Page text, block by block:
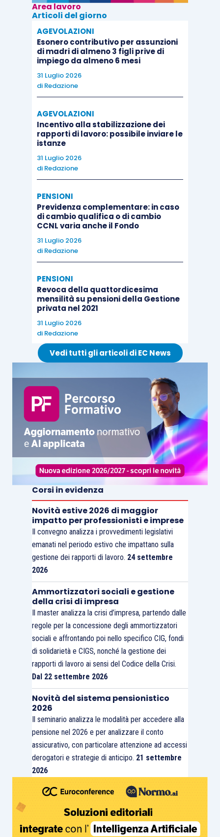
che in caso di assunzione a tempo indeterminato
a scopo di somministrazione, lo sgravio spetta
sia per la somministrazione a tempo
indeterminato che per la somministrazione a
tempo determinato, per la durata complessiva di
36 mesi, compresi gli eventuali periodi in cui il
Viene infine ribadito che l’esonero contributivo
triennale non è cumulabile con “altri esoneri o
dalla normativa vigente
Area lavoro
Articoli del giorno
AGEVOLAZIONI
Esonero contributivo per assunzioni
di madri di almeno 3 figli prive di
impiego da almeno 6 mesi
31 Luglio 2026
di Redazione
AGEVOLAZIONI
Incentivo alla stabilizzazione dei
rapporti di lavoro: possibile inviare le
istanze
31 Luglio 2026
di Redazione
PENSIONI
Previdenza complementare: in caso
di cambio qualifica o di cambio
CCNL varia anche il Fondo
31 Luglio 2026
di Redazione
PENSIONI
Revoca della quattordicesima
mensilità su pensioni della Gestione
privata nel 2021
31 Luglio 2026
di Redazione
Vedi tutti gli articoli di EC News
Corsi in evidenza
Novità estive 2026 di maggior
impatto per professionisti e imprese
Il convegno analizza i provvedimenti legislativi
emanati nel periodo estivo che impattano sulla
gestione dei rapporti di lavoro. 24 settembre
2026
Ammortizzatori sociali e gestione
della crisi di impresa
Il master analizza la crisi d’impresa, partendo dalle
regole per la concessione degli ammortizzatori
sociali e affrontando poi nello specifico CIG, fondi
di solidarietà e CIGS, nonché la gestione dei
rapporti di lavoro ai sensi del Codice della Crisi.
Dal 22 settembre 2026
Novità del sistema pensionistico
2026
Il seminario analizza le modalità per accedere alla
pensione nel 2026 e per analizzare il conto
assicurativo, con particolare attenzione ad accessi
derogatori e strategie di anticipo. 21 settembre
2026